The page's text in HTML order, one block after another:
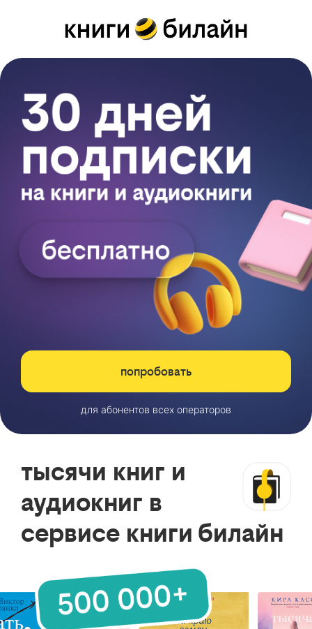
попробовать
для абонентов всех операторов
тысячи книг и
аудиокниг в
сервисе книги билайн